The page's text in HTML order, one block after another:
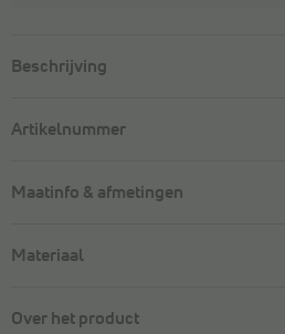
Beschrijving
Artikelnummer
Maatinfo & afmetingen
Materiaal
Over het product